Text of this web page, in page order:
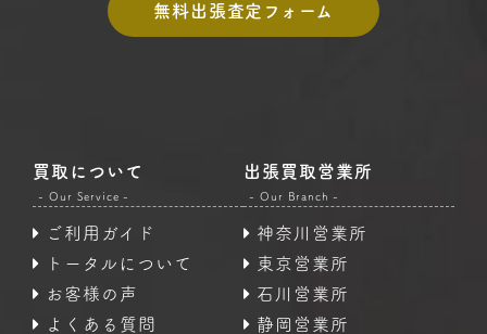
無料出張査定フォーム
買取について
- Our Service -
ご利用ガイド
トータルについて
お客様の声
よくある質問
出張買取営業所
- Our Branch -
神奈川営業所
東京営業所
石川営業所
静岡営業所